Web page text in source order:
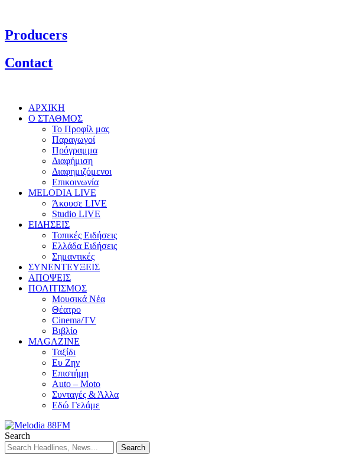
Producers
Contact
ΑΡΧΙΚΗ
Ο ΣΤΑΘΜΟΣ
Το Προφίλ μας
Παραγωγοί
Πρόγραμμα
Διαφήμιση
Διαφημιζόμενοι
Επικοινωνία
MELODIA LIVE
Άκουσε LIVE
Studio LIVE
ΕΙΔΗΣΕΙΣ
Τοπικές Ειδήσεις
Ελλάδα Ειδήσεις
Σημαντικές
ΣΥΝΕΝΤΕΥΞΕΙΣ
ΑΠΟΨΕΙΣ
ΠΟΛΙΤΙΣΜΟΣ
Μουσικά Νέα
Θέατρο
Cinema/TV
Βιβλίο
MAGAZINE
Ταξίδι
Ευ Ζην
Επιστήμη
Auto – Moto
Συνταγές & Άλλα
Εδώ Γελάμε
Search